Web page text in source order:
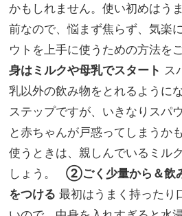
かもしれません。使い初めはう
前なので、悩まず焦らず、気楽
ウトを上手に使うための方法を
身はミルクや母乳でスタート ス
乳以外の飲み物をとれるように
ステップですが、いきなりスパ
と赤ちゃんが戸惑ってしまうか
使うときは、親しんでいるミル
しょう。 ②ごく少量から＆飲
をつける 最初はうまく持ったり